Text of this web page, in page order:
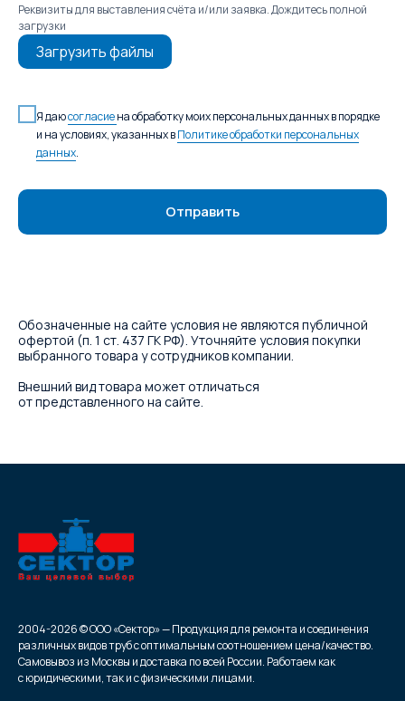
Реквизиты для выставления счёта и/или заявка. Дождитесь полной
загрузки
Загрузить файлы
Я даюсогласиена обработку моих персональных данных в порядке
и на условиях, указанных вПолитике обработки персональных
данных.
Отправить
Обозначенные на сайте условия не являются публичной
офертой (п. 1 ст. 437 ГК РФ). Уточняйте условия покупки
выбранного товара у сотрудников компании.
Внешний вид товара может отличаться
от представленного на сайте.
2004-2026 © ООО «Сектор» — Продукция для ремонта и соединения
различных видов труб с оптимальным соотношением цена/качество.
Самовывоз из Москвы и доставка по всей России. Работаем как
с юридическими, так и с физическими лицами.